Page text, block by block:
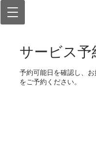
サービス予
予約可能日を確認し、
をご予約ください。